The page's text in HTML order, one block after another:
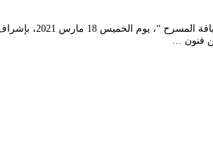
نظّمت محافظة
فنون …